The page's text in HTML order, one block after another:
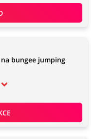
foto a elektronika
obuv a doplňky
bungee jumping